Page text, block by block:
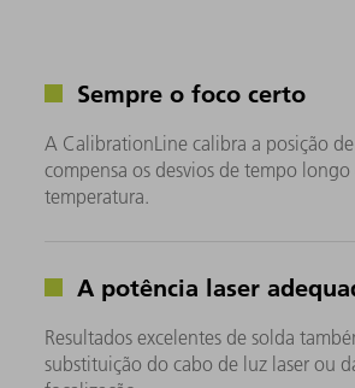
Sempre o foco certo
A CalibrationLine calibra a posição
compensa os desvios de tempo longo
temperatura.
A potência laser
Resultados excelentes de solda
substituição do cabo de luz laser ou